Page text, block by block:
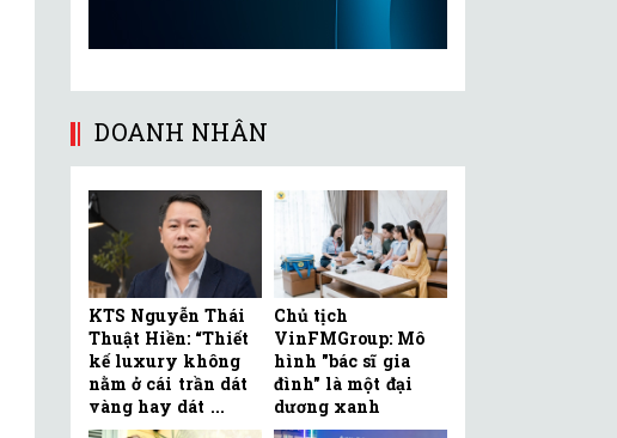
DOANH NHÂN
KTS Nguyễn Thái
Thuật Hiền: “Thiết
kế luxury không
nằm ở cái trần dát
vàng hay dát ...
Chủ tịch
VinFMGroup: Mô
hình "bác sĩ gia
đình" là một đại
dương xanh